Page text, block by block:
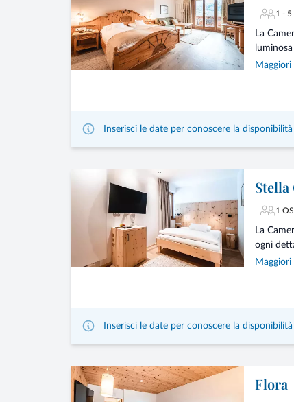
1 - 5
La
Inserisci le date per conoscere la disponibilità
Stella
1
La
ogni
Inserisci le date per conoscere la disponibilità
Flora